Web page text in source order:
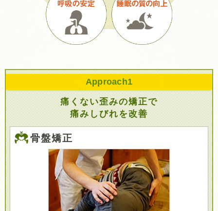
Approach1
痛くない歪みの矯正で
痛みしびれを改善
骨盤矯正